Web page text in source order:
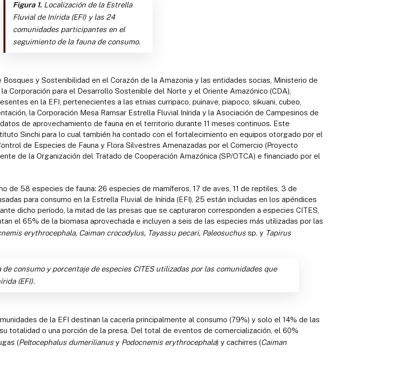
Figura 1. Localización de la Estrella
Fluvial de Inírida (EFI) y las 24
comunidades participantes en el
seguimiento de la fauna de consumo.
y Sostenibilidad en el Corazón de la Amazonia y las entidades socias, Ministerio de
Corporación para el Desarrollo Sostenible del Norte y el Oriente Amazónico (CDA),
en la EFI, pertenecientes a las etnias curripaco, puinave, piapoco, sikuani, cubeo,
la Corporación Mesa Ramsar Estrella Fluvial Inírida y la Asociación de Campesinos de
de aprovechamiento de fauna en el territorio durante 11 meses continuos. Este
Sinchi para lo cual también ha contado con el fortalecimiento en equipos otorgado por el
de Especies de Fauna y Flora Silvestres Amenazadas por el Comercio (Proyecto
de la Organización del Tratado de Cooperación Amazónica (SP/OTCA) e financiado por el
de 58 especies de fauna: 26 especies de mamíferos, 17 de aves, 11 de reptiles, 3 de
para consumo en la Estrella Fluvial de Inírida (EFI), 25 están incluidas en los apéndices
dicho período, la mitad de las presas que se capturaron corresponden a especies CITES,
el 65% de la biomasa aprovechada e incluyen a seis de las especies más utilizadas por las
erythrocephala, Caiman crocodylus, Tayassu pecari, Paleosuchus sp. y Tapirus
de consumo y porcentaje de especies CITES utilizadas por las comunidades que
(EFI).
de la EFI destinan la cacería principalmente al consumo (79%) y solo el 14% de las
totalidad o una porción de la presa. Del total de eventos de comercialización, el 60%
(Peltocephalus dumerilianus yPodocnemis erythrocephala) y cachirres (Caiman